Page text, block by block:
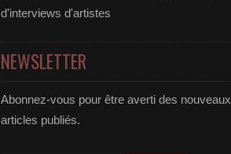
d'interviews d'artistes
NEWSLETTER
Abonnez-vous pour être averti des nouveaux
articles publiés.